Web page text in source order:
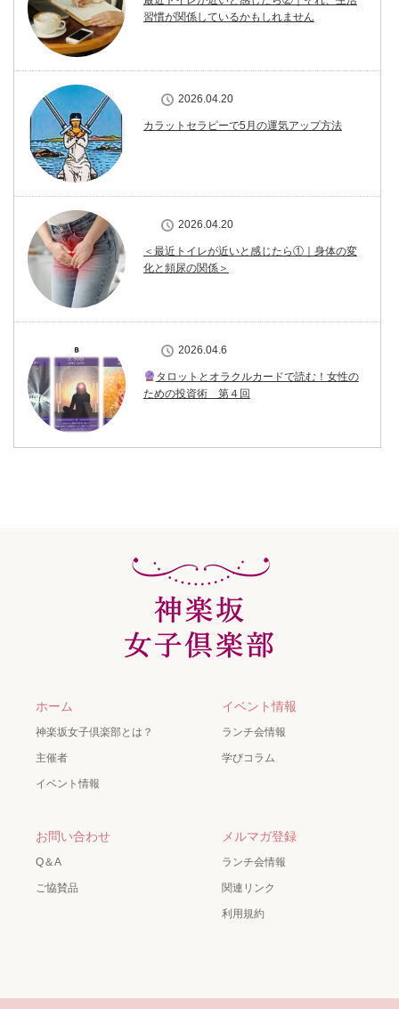
習慣が関係しているかもしれません
2026.04.20
カラットセラピーで5月の運気アップ方法
2026.04.20
＜最近トイレが近いと感じたら①｜身体の変
化と頻尿の関係＞
2026.04.6
タロットとオラクルカードで読む！女性の
ための投資術 第４回
ホーム
神楽坂女子倶楽部とは？
主催者
イベント情報
イベント情報
ランチ会情報
学びコラム
お問い合わせ
Q＆A
ご協賛品
メルマガ登録
ランチ会情報
関連リンク
利用規約